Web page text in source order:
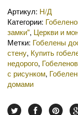
Артикул: Н/Д
Категории:
замки", Церкви и
Метки: Гобелены
стену, Купить
недорого,
с рисунком,
домами